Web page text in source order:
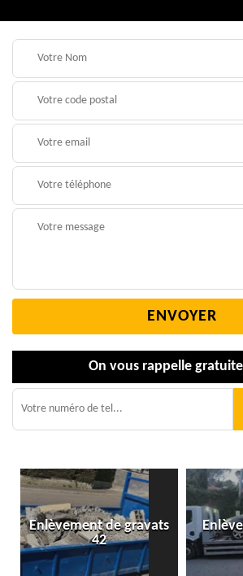
On vous rappelle
Enlèvement de gravats
42